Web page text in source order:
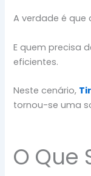
A verdade é que
E quem precisa
eficientes.
Neste cenário,
tornou-se uma
O Que